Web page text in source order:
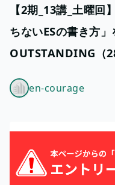
【2期_13講_土曜
ちないESの書き方」
OUTSTANDING（
en-courage